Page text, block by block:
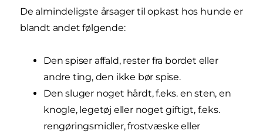
De almindeligste årsager til opkast hos hunde er
blandt andet følgende:
Den spiser affald, rester fra bordet eller
andre ting, den ikke bør spise.
Den sluger noget hårdt, f.eks. en sten, en
knogle, legetøj eller noget giftigt, f.eks.
rengøringsmidler, frostvæske eller